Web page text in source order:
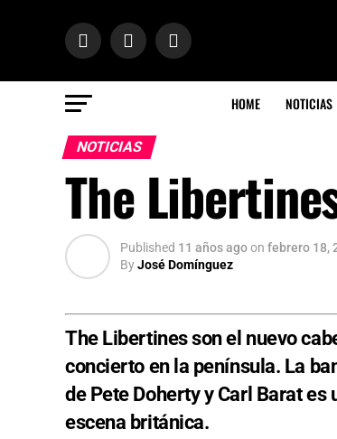
HOME NOTICIAS
NOTICIAS
The
Published 11 años agoon febrero 18,
ByJosé Domínguez
The Libertines son el nuevo
concierto en la península. La
de Pete Doherty y Carl Barat
escena británica.